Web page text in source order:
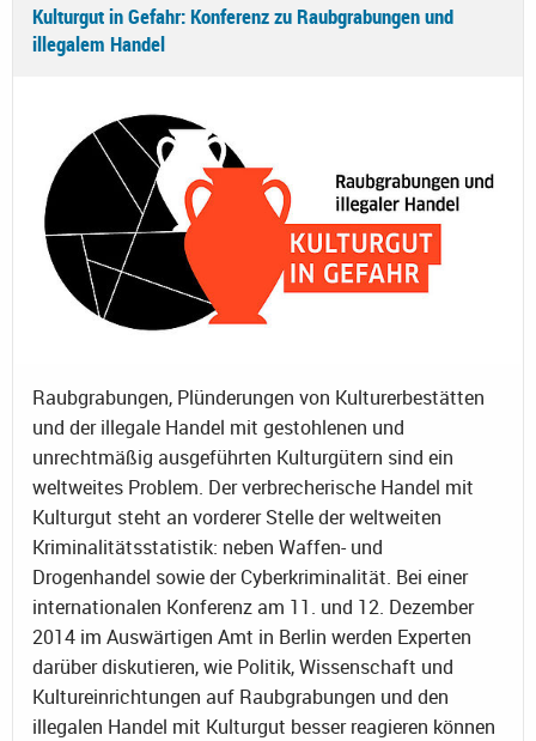
Kulturgut in Gefahr: Konferenz zu Raubgrabungen und
illegalem Handel
Raubgrabungen, Plünderungen von Kulturerbestätten
und der illegale Handel mit gestohlenen und
unrechtmäßig ausgeführten Kulturgütern sind ein
weltweites Problem. Der verbrecherische Handel mit
Kulturgut steht an vorderer Stelle der weltweiten
Kriminalitätsstatistik: neben Waffen- und
Drogenhandel sowie der Cyberkriminalität. Bei einer
internationalen Konferenz am 11. und 12. Dezember
2014 im Auswärtigen Amt in Berlin werden Experten
darüber diskutieren, wie Politik, Wissenschaft und
Kultureinrichtungen auf Raubgrabungen und den
illegalen Handel mit Kulturgut besser reagieren können